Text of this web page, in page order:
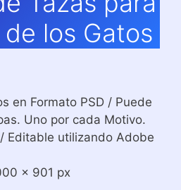
los Gatos
en Formato PSD / Puede
Uno por cada Motivo.
Editable utilizando Adobe
x 901 px